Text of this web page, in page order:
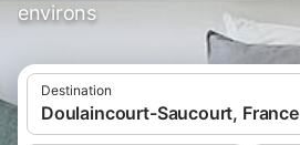
environs
Destination
Doulaincourt-Saucourt, France